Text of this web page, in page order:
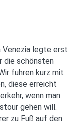
Venezia legte erst
die schönsten
fuhren kurz mit
diese erreicht
wenn man
gehen will.
zu Fuß auf den